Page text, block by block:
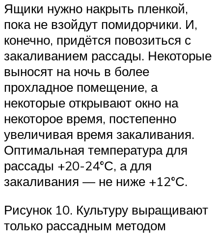
Ящики нужно накрыть пленкой,
пока не взойдут помидорчики. И,
конечно, придётся повозиться с
закаливанием рассады. Некоторые
выносят на ночь в более
прохладное помещение, а
некоторые открывают окно на
некоторое время, постепенно
увеличивая время закаливания.
Оптимальная температура для
рассады +20-24°С, а для
закаливания — не ниже +12°С.
Рисунок 10. Культуру выращивают
только рассадным методом